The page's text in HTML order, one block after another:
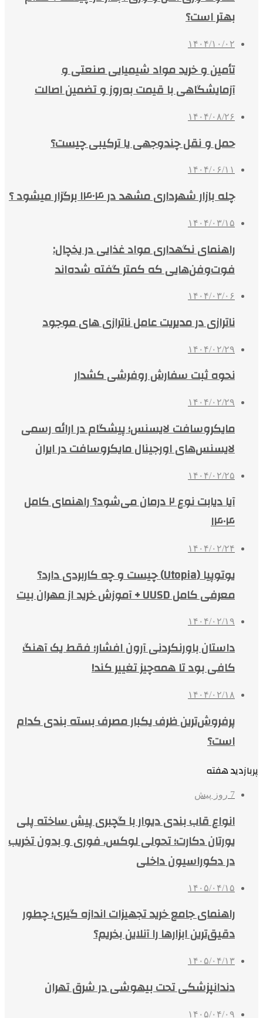
بهتر است؟
۱۴۰۴/۱۰/۰۲
تأمین و خرید مواد شیمیایی صنعتی و
آزمایشگاهی با قیمت به‌روز و تضمین اصالت
۱۴۰۴/۰۸/۲۶
حمل و نقل چندوجهی یا ترکیبی چیست؟
۱۴۰۴/۰۶/۱۱
چله بازار شهرداری مشهد در ۱۴۰۴ برگزار میشود ؟
۱۴۰۴/۰۳/۱۵
راهنمای نگهداری مواد غذایی در یخچال:
فوت‌وفن‌هایی که کمتر گفته شده‌اند
۱۴۰۴/۰۳/۰۶
ناترازی در مدیریت عامل ناترازی های موجود
۱۴۰۴/۰۲/۲۹
نحوه ثبت سفارش روفرشی کشدار
۱۴۰۴/۰۲/۲۹
مایکروسافت لایسنس؛ پیشگام در ارائه رسمی
لایسنس‌های اورجینال مایکروسافت در ایران
۱۴۰۴/۰۲/۲۵
آیا دیابت نوع ۲ درمان می‌شود؟ راهنمای کامل
۱۴۰۴
۱۴۰۴/۰۲/۲۴
یوتوپیا (Utopia) چیست و چه کاربردی دارد؟
معرفی کامل UUSD + آموزش خرید از مهران بیت
۱۴۰۴/۰۲/۱۹
داستان باورنکردنی آرون افشار؛ فقط یک آهنگ
کافی بود تا همه‌چیز تغییر کند!
۱۴۰۴/۰۲/۱۸
پرفروش‌ترین ظرف یکبار مصرف بسته بندی کدام
است؟
پربازدید هفته
7 روز پیش
انواع قاب بندی دیوار با گچبری پیش ساخته پلی
یورتان دکارت؛ تحولی لوکس، فوری و بدون تخریب
در دکوراسیون داخلی
۱۴۰۵/۰۴/۱۵
راهنمای جامع خرید تجهیزات اندازه گیری؛ چطور
دقیق‌ترین ابزارها را آنلاین بخریم؟
۱۴۰۵/۰۴/۱۳
دندانپزشکی تحت بیهوشی در شرق تهران
۱۴۰۵/۰۴/۰۹